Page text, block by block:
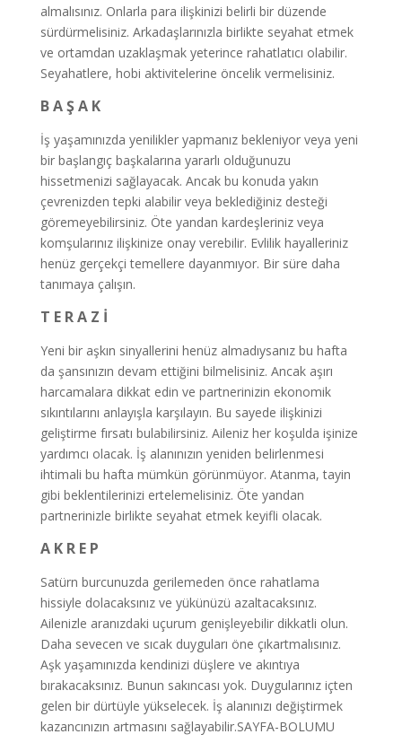
almalısınız. Onlarla para ilişkinizi belirli bir düzende
sürdürmelisiniz. Arkadaşlarınızla birlikte seyahat etmek
ve ortamdan uzaklaşmak yeterince rahatlatıcı olabilir.
Seyahatlere, hobi aktivitelerine öncelik vermelisiniz.
B A Ş A K
İş yaşamınızda yenilikler yapmanız bekleniyor veya yeni
bir başlangıç başkalarına yararlı olduğunuzu
hissetmenizi sağlayacak. Ancak bu konuda yakın
çevrenizden tepki alabilir veya beklediğiniz desteği
göremeyebilirsiniz. Öte yandan kardeşleriniz veya
komşularınız ilişkinize onay verebilir. Evlilik hayalleriniz
henüz gerçekçi temellere dayanmıyor. Bir süre daha
tanımaya çalışın.
T E R A Z İ
Yeni bir aşkın sinyallerini henüz almadıysanız bu hafta
da şansınızın devam ettiğini bilmelisiniz. Ancak aşırı
harcamalara dikkat edin ve partnerinizin ekonomik
sıkıntılarını anlayışla karşılayın. Bu sayede ilişkinizi
geliştirme fırsatı bulabilirsiniz. Aileniz her koşulda işinize
yardımcı olacak. İş alanınızın yeniden belirlenmesi
ihtimali bu hafta mümkün görünmüyor. Atanma, tayin
gibi beklentilerinizi ertelemelisiniz. Öte yandan
partnerinizle birlikte seyahat etmek keyifli olacak.
A K R E P
Satürn burcunuzda gerilemeden önce rahatlama
hissiyle dolacaksınız ve yükünüzü azaltacaksınız.
Ailenizle aranızdaki uçurum genişleyebilir dikkatli olun.
Daha sevecen ve sıcak duyguları öne çıkartmalısınız.
Aşk yaşamınızda kendinizi düşlere ve akıntıya
bırakacaksınız. Bunun sakıncası yok. Duygularınız içten
gelen bir dürtüyle yükselecek. İş alanınızı değiştirmek
kazancınızın artmasını sağlayabilir.SAYFA-BOLUMU